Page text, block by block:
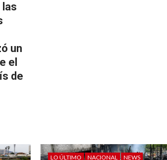
un
el
de
LO ÚLTIMO NACIONAL
NEWS